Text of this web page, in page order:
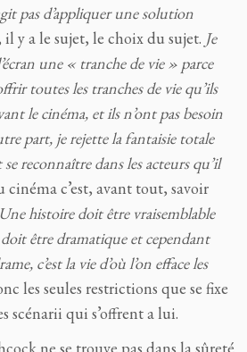
pas d’appliquer une solution
y a le sujet, le choix du sujet. Je
une « tranche de vie » parce
toutes les tranches de vie qu’ils
le cinéma, et ils n’ont pas besoin
part, je rejette la fantaisie totale
reconnaître dans les acteurs qu’il
cinéma c’est, avant tout, savoir
Une histoire doit être vraisemblable
être dramatique et cependant
c’est la vie d’où l’on efface les
les seules restrictions que se fixe
scénarii qui s’offrent a lui.